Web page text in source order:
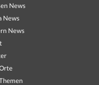
News
News
News